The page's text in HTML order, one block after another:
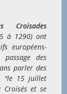
Croisades
à 1290) ont
européens-
des
parler des
"le 15 juillet
Croisés et se